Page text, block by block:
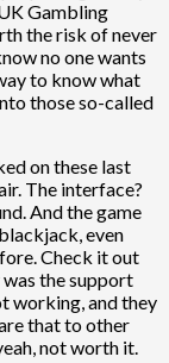
Gambling
the risk of never
no one wants
to know what
those so-called
on these last
The interface?
And the game
even
Check it out
the support
working, and they
that to other
not worth it.